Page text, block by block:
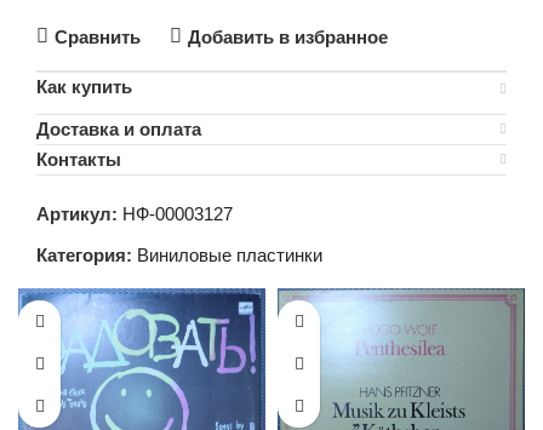
Сравнить Добавить в избранное
Как купить
Доставка и оплата
Контакты
Артикул: НФ-00003127
Категория: Виниловые пластинки